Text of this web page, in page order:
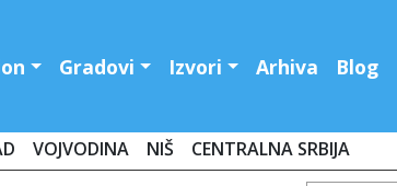
Gradovi Izvori Arhiva Blog
VOJVODINA NIŠ CENTRALNA SRBIJA